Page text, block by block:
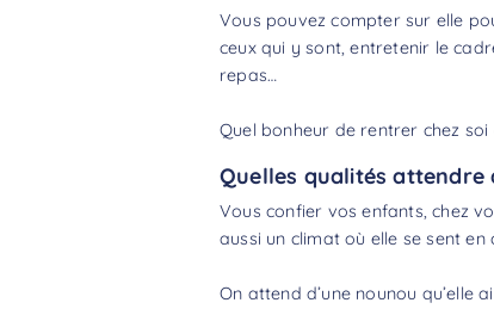
Vous pouvez compter sur elle
ceux qui y sont, entretenir le
repas…
Quel bonheur de rentrer chez
Quelles qualités attendre
Vous confier vos enfants, chez
aussi un climat où elle se sent en
On attend d’une nounou qu’elle